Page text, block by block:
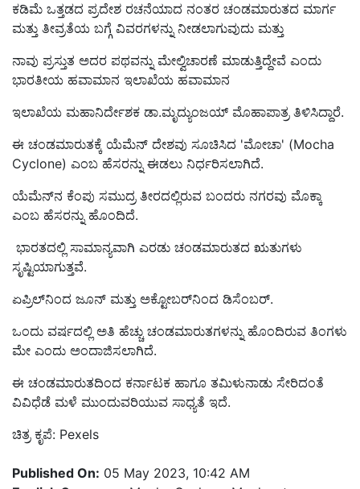
ಕಡಿಮೆ ಒತ್ತಡದ ಪ್ರದೇಶ ರಚನೆಯಾದ ನಂತರ ಚಂಡಮಾರುತದ ಮಾರ್ಗ
ಮತ್ತು ತೀವ್ರತೆಯ ಬಗ್ಗೆ ವಿವರಗಳನ್ನು ನೀಡಲಾಗುವುದು ಮತ್ತು
ನಾವು ಪ್ರಸ್ತುತ ಅದರ ಪಥವನ್ನು ಮೇಲ್ವಿಚಾರಣೆ ಮಾಡುತ್ತಿದ್ದೇವೆ ಎಂದು
ಭಾರತೀಯ ಹವಾಮಾನ ಇಲಾಖೆಯ ಹವಾಮಾನ
ಇಲಾಖೆಯ ಮಹಾನಿರ್ದೇಶಕ ಡಾ.ಮೃದ್ಯುಂಜಯ್ ಮೊಹಾಪಾತ್ರ ತಿಳಿಸಿದ್ದಾರೆ.
ಈ ಚಂಡಮಾರುತಕ್ಕೆ ಯೆಮೆನ್ ದೇಶವು ಸೂಚಿಸಿದ 'ಮೋಚಾ' (Mocha
Cyclone) ಎಂಬ ಹೆಸರನ್ನು ಈಡಲು ನಿರ್ಧರಿಸಲಾಗಿದೆ.
ಯೆಮೆನ್‌ನ ಕೆಂಪು ಸಮುದ್ರ ತೀರದಲ್ಲಿರುವ ಬಂದರು ನಗರವು ಮೊಕ್ಕಾ
ಎಂಬ ಹೆಸರನ್ನು ಹೊಂದಿದೆ.
ಭಾರತದಲ್ಲಿ ಸಾಮಾನ್ಯವಾಗಿ ಎರಡು ಚಂಡಮಾರುತದ ಋತುಗಳು
ಸೃಷ್ಟಿಯಾಗುತ್ತವೆ.
ಏಪ್ರಿಲ್‌ನಿಂದ ಜೂನ್ ಮತ್ತು ಅಕ್ಟೋಬರ್‌ನಿಂದ ಡಿಸೆಂಬರ್.
ಒಂದು ವರ್ಷದಲ್ಲಿ ಅತಿ ಹೆಚ್ಚು ಚಂಡಮಾರುತಗಳನ್ನು ಹೊಂದಿರುವ ತಿಂಗಳು
ಮೇ ಎಂದು ಅಂದಾಜಿಸಲಾಗಿದೆ.
ಈ ಚಂಡಮಾರುತದಿಂದ ಕರ್ನಾಟಕ ಹಾಗೂ ತಮಿಳುನಾಡು ಸೇರಿದಂತೆ
ವಿವಿಧೆಡೆ ಮಳೆ ಮುಂದುವರಿಯುವ ಸಾಧ್ಯತೆ ಇದೆ.
ಚಿತ್ರ ಕೃಪೆ: Pexels
Published On: 05 May 2023, 10:42 AM